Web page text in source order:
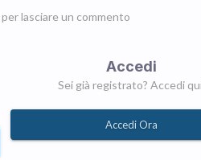
lasciare un commento
Accedi
Sei già registrato? Accedi
Accedi Ora